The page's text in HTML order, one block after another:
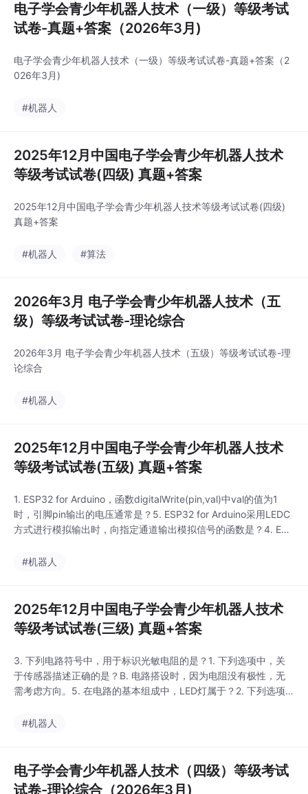
电子学会青少年机器人技术（一级）等级考试
试卷-真题+答案（2026年3月)
电子学会青少年机器人技术（一级）等级考试试卷-真题+答案（2
026年3月)
#机器人
2025年12月中国电子学会青少年机器人技术
等级考试试卷(四级) 真题+答案
2025年12月中国电子学会青少年机器人技术等级考试试卷(四级)
真题+答案
#机器人 #算法
2026年3月 电子学会青少年机器人技术（五
级）等级考试试卷-理论综合
2026年3月 电子学会青少年机器人技术（五级）等级考试试卷-理
论综合
#机器人
2025年12月中国电子学会青少年机器人技术
等级考试试卷(五级) 真题+答案
1. ESP32 for Arduino，函数digitalWrite(pin,val)中val的值为1
时，引脚pin输出的电压通常是？5. ESP32 for Arduino采用LEDC
方式进行模拟输出时，向指定通道输出模拟信号的函数是？4. ESP
函数是？3. ESP32 for Arduino，下列选项中，提供16通道模
#机器人
2025年12月中国电子学会青少年机器人技术
等级考试试卷(三级) 真题+答案
3. 下列电路符号中，用于标识光敏电阻的是？1. 下列选项中，关
于传感器描述正确的是？B. 电路搭设时，因为电阻没有极性，无
需考虑方向。5. 在电路的基本组成中，LED灯属于？2. 下列选项
性。A. 将非电的物理量转化为数字信号的器件。B. 将非电的物理
#机器人
电子学会青少年机器人技术（四级）等级考试
试卷-理论综合（2026年3月)